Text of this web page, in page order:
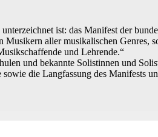
ist: das Manifest der
aller musikalischen Genres,
und Lehrende.“
und bekannte Solistinnen und
die Langfassung des Manifests